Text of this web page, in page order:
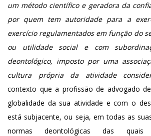
um método científico e geradora da
por quem tem autoridade para a
exercício regulamentados em função do
ou utilidade social e com
deontológico, imposto por uma
cultura própria da atividade
contexto que a profissão de advogado
globalidade da sua atividade e com o
está subjacente, ou seja, em todas as
normas deontológicas das